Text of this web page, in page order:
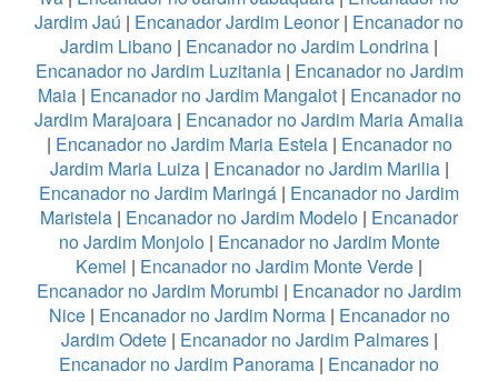
Jardim Jaú | Encanador Jardim Leonor| Encanador no
Jardim Libano | Encanador no Jardim Londrina |
Encanador no Jardim Luzitania| Encanador no Jardim
Maia| Encanador no Jardim Mangalot| Encanador no
Jardim Marajoara | Encanador no Jardim Maria Amalia
| Encanador no Jardim Maria Estela| Encanador no
Jardim Maria Luiza| Encanador no Jardim Marilia|
Encanador no Jardim Maringá | Encanador no Jardim
Maristela | Encanador no Jardim Modelo | Encanador
no Jardim Monjolo| Encanador no Jardim Monte
Kemel | Encanador no Jardim Monte Verde |
Encanador no Jardim Morumbi | Encanador no Jardim
Nice| Encanador no Jardim Norma| Encanador no
Jardim Odete| Encanador no Jardim Palmares|
Encanador no Jardim Panorama | Encanador no